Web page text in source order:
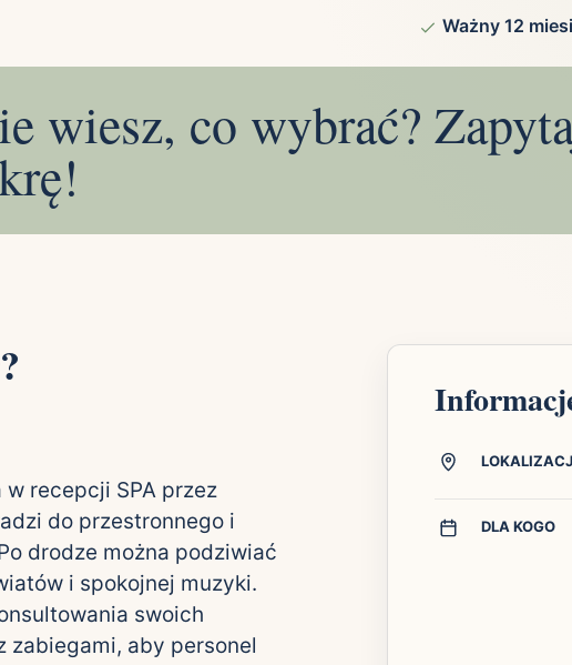
Ważny 12
wiesz, co wybrać?
recepcji SPA przez
do przestronnego i
drodze można podziwiać
i spokojnej muzyki.
swoich
zabiegami, aby personel
DLA KOGO